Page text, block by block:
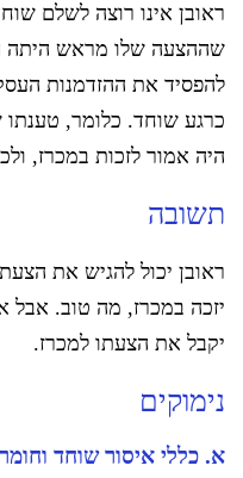
ראובן אינו רוצה לשלם
שההצעה שלו מראש היתה
להפסיד את ההזדמנות
כרגע שוחד. כלומר,
היה אמור לזכות במכרז,
תשובה
ראובן יכול להגיש את
יזכה במכרז, מה טוב. אבל
יקבל את הצעתו למכרז.
נימוקים
א. כללי איסור שוחד